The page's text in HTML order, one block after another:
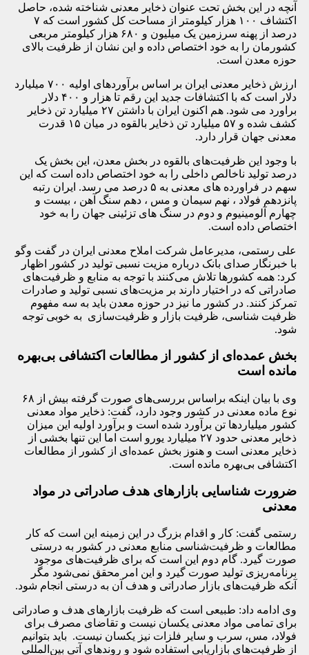
آنچه در این بخش تحت عنوان ذخایر معدنی شناخته شده، حاصل
اکتشاف ۱۰۰ هزار کیلومتر از مساحت کل کشور است که ۷
درصد از پهنه سرزمین یک میلیون و ۶۸۰ هزار کیلومتر مربعی
کشورمان را به خود اختصاص داده و این نشان از ظرفیت بالای
حوزه معدن است.
ارزش ذخایر معدنی ایران بر اساس برآوردهای اولیه ۷۰۰ میلیارد
دلار است که با اکتشافات جدید این رقم تا هزار و ۴۰۰ دلار
براورد می شود. هم اکنون ایران با داشتن ۲۷ میلیارد تن ذخایر
کشف شده و ۵۷ میلیارد تن ذخایر بالقوه در میان ۱۵ قدرت
معدنی جهان قرار دارد.
با وجود این ظرفیت‌های بالقوه در بخش معدن، این بخش یک
درصد تولید ناخالص داخلی را به خود اختصاص داده است که این
سهم در فراورده های معدنی به ۵ درصد می رسد. ایران رتبه
پانزدهم فولاد ، نهم سیمان و مس ، دهم سنگ آهن ، بیست و
چهارم آلومینیوم و دوم در سنگ های تزئینی جهان را به خود
اختصاص داده است.
علی رستمی، مدیرعامل شرکت املاح معدنی ایران در گفت وگو
با خبرنگار صدای بانک درباره مزیت نسبی تولید در کشور اظهار
کرد:‌ همه کشورها تلاش می‌کنند با توجه به منابع و ظرفیت‌های
صادراتی که در اختیار دارند بر مزیت‌های نسبی تولید و صادرات
تمرکز کنند. در کشور ما نیز در حوزه معدن باید به سه مفهوم
ظرفیت شناسی، ظرفیت بازار و ظرفیت‌سازی به خوبی توجه
شود.
بخش عمده‌ای از کشور از مطالعات اکتشافی بی‌بهره
مانده است
وی با بیان اینکه براساس بررسی‌های صورت گرفته بیش از ۶۸
نوع ماده معدنی در کشور وجود دارد، گفت:‌ ذخایر مواد معدنی
کشور میلیاردها تن برآورد شده است و برآورد اولیه این میزان
ذخایر معدنی حدود ۲۷ میلیارد یورو است اما این تنها بخشی از
ذخایر معدنی است و هنوز بخش عمده‌ای از کشور از مطالعات
اکتشافی بی‌بهره مانده است.
ضرورت شناسایی بازارهای هدف صادراتی در مواد
معدنی
رستمی گفت:‌ کار و اقدام بزرگ در این زمینه این است که کار
مطالعات و ظرفیت‌شناسی منابع معدنی در کشور به درستی
صورت گیرد. گام دوم این است که برای ظرفیت‌های موجود
برنامه‌ریزی تولید صورت گیرد و این امر محقق نمی‌شود مگر
آنکه ظرفیت‌های بازار صادراتی و هدف آن به درستی انجام شود.
وی ادامه داد: طبیعی است که ظرفیت‌ بازارهای هدف و صادراتی
برای تمامی مواد معدنی یکسان نیست و تقاضای مصرف برای
فولاد، مس، سرب و سایر فلزات نیز یکسان نیست. باید بتوانیم
از ظرفیت‌های بازاریابی استفاده شود و روندهای آتی بین‌المللی